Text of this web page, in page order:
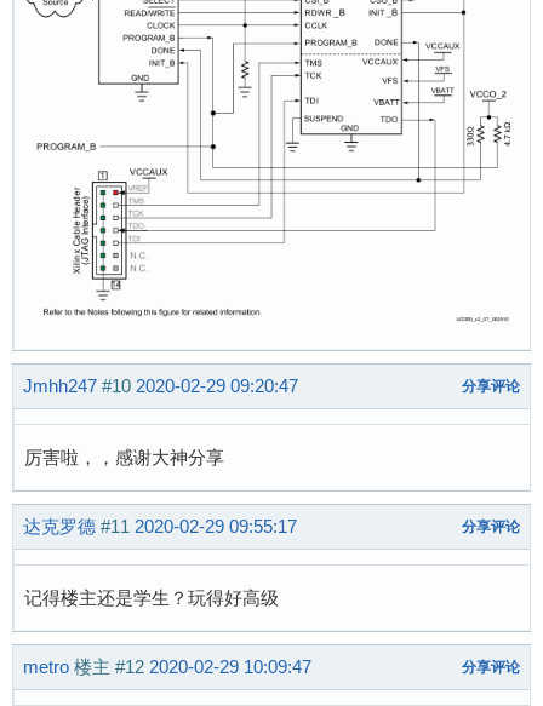
Jmhh247 #10 2020-02-29 09:20:47 分享评论
厉害啦，，感谢大神分享
达克罗德 #11 2020-02-29 09:55:17 分享评论
记得楼主还是学生？玩得好高级
metro 楼主 #12 2020-02-29 10:09:47 分享评论